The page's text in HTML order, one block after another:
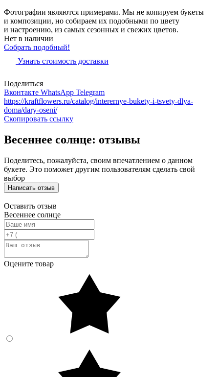
Фотографии являются примерами. Мы не копируем букеты
и композиции, но собираем их подобными по цвету
и настроению, из самых сезонных и свежих цветов.
Нет в наличии
Собрать подобный!
Узнать стоимость доставки
Поделиться
Вконтакте WhatsApp Telegram
https://kraftflowers.ru/catalog/interernye-bukety-i-tsvety-dlya-
doma/dary-oseni/
Скопировать ссылку
Весеннее солнце: отзывы
Поделитесь, пожалуйста, своим впечатлением о данном
букете. Это поможет другим пользователям сделать свой
выбор
Написать отзыв
Оставить отзыв
Весеннее солнце
Оцените товар